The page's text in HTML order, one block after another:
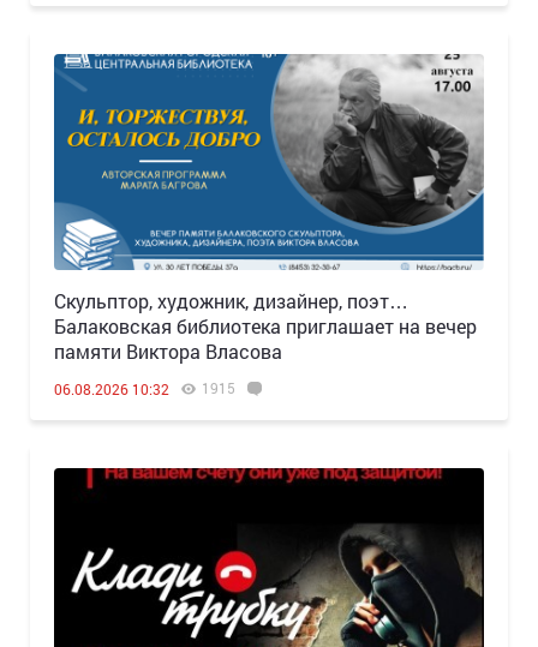
Скульптор, художник, дизайнер, поэт…
Балаковская библиотека приглашает на вечер
памяти Виктора Власова
06.08.2026 10:32 1915